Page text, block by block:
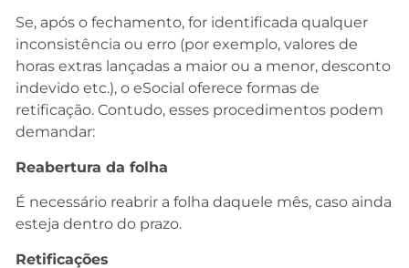
Se, após o fechamento, for identificada qualquer
inconsistência ou erro (por exemplo, valores de
horas extras lançadas a maior ou a menor, desconto
indevido etc.), o eSocial oferece formas de
retificação. Contudo, esses procedimentos podem
demandar:
Reabertura da folha
É necessário reabrir a folha daquele mês, caso ainda
esteja dentro do prazo.
Retificações